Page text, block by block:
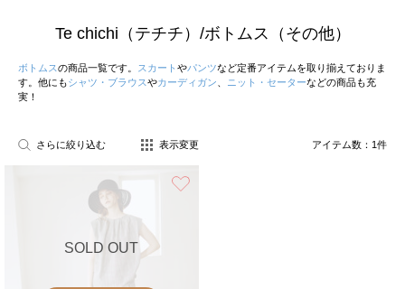
Te chichi（テチチ）/ボトムス（その他）
ボトムスの商品一覧です。 スカート やパンツなど定番アイテムを取り揃えておりま
す。他にもシャツ・ブラウスやカーディガン ニット・セーターなどの商品も充
実！
さらに絞り込む 表示変更 アイテム数： 1件
SOLD OUT